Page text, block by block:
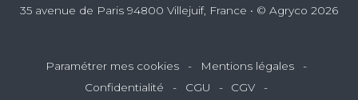
35 avenue de Paris 94800 Villejuif, France • © Agryco 2026
Paramétrer mes cookies
Mentions légales
Confidentialité
CGU
CGV